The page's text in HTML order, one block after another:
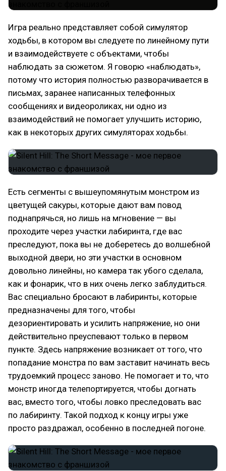
Игра реально представляет собой симулятор
ходьбы, в котором вы следуете по линейному пути
и взаимодействуете с объектами, чтобы
наблюдать за сюжетом. Я говорю «наблюдать»,
потому что история полностью разворачивается в
письмах, заранее написанных телефонных
сообщениях и видеороликах, ни одно из
взаимодействий не помогает улучшить историю,
как в некоторых других симуляторах ходьбы.
Есть сегменты с вышеупомянутым монстром из
цветущей сакуры, которые дают вам повод
поднапрячься, но лишь на мгновение — вы
проходите через участки лабиринта, где вас
преследуют, пока вы не доберетесь до волшебной
выходной двери, но эти участки в основном
довольно линейны, но камера так убого сделала,
как и фонарик, что в них очень легко заблудиться.
Вас специально бросают в лабиринты, которые
предназначены для того, чтобы
дезориентировать и усилить напряжение, но они
действительно преуспевают только в первом
пункте. Здесь напряжение возникает от того, что
попадание монстра по вам заставит начинать весь
трудоемкий процесс заново. Не помогает и то, что
монстр иногда телепортируется, чтобы догнать
вас, вместо того, чтобы ловко преследовать вас
по лабиринту. Такой подход к концу игры уже
просто раздражал, особенно в последней погоне.